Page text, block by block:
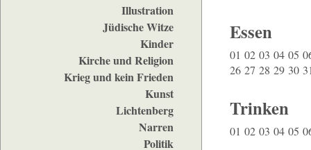
Illustration
Jüdische Witze
Kinder
Kirche und Religion
Krieg und kein Frieden
Kunst
Lichtenberg
Narren
Politik
Essen
01 02 03 04 05
26 27 28 29 30
Trinken
01 02 03 04 05